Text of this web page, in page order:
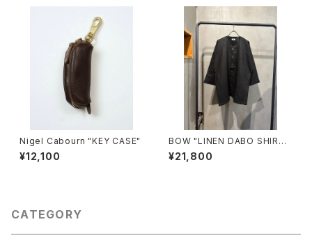
Nigel Cabourn "KEY CASE"
¥12,100
BOW "LINEN DABO SHIRT"
(BLACK)
¥21,800
CATEGORY